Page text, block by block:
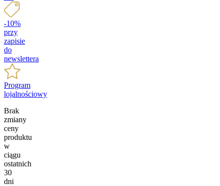
-10%
przy
zapisie
do
newslettera
Program
lojalnościowy
Brak
zmiany
ceny
produktu
w
ciągu
ostatnich
30
dni